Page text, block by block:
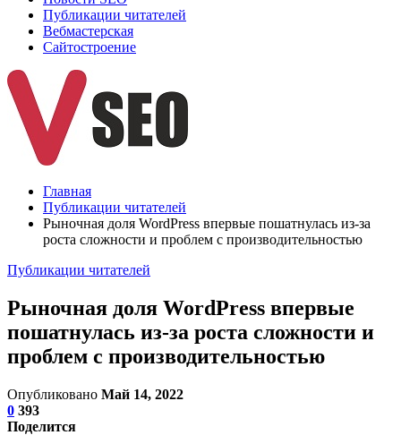
Публикации читателей
Вебмастерская
Сайтостроение
Главная
Публикации читателей
Рыночная доля WordPress впервые пошатнулась из-за
роста сложности и проблем с производительностью
Публикации читателей
Рыночная доля WordPress впервые
пошатнулась из-за роста сложности и
проблем с производительностью
Опубликовано Май 14, 2022
0 393
Поделится